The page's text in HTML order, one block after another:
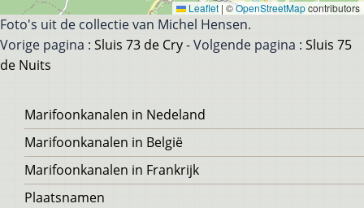
Leaflet | ©OpenStreetMapcontributors
Foto's uit de collectie van Michel Hensen.
Vorige pagina : Sluis 73 de Cry- Volgende pagina : Sluis 75
de Nuits
Voet
Marifoonkanalen in Nedeland
Marifoonkanalen in België
Marifoonkanalen in Frankrijk
Plaatsnamen